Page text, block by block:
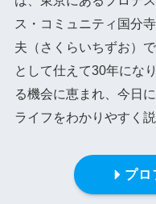
ス・コミュニティ国分
夫（さくらいちずお）
として仕えて30年にな
る機会に恵まれ、今日
ライフをわかりやすく説
プロ